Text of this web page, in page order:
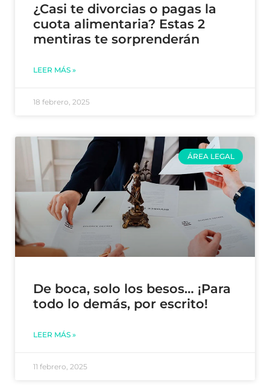
¿Casi te divorcias o pagas la
cuota alimentaria? Estas 2
mentiras te sorprenderán
LEER MÁS »
18 febrero, 2025
ÁREA LEGAL
De boca, solo los besos… ¡Para
todo lo demás, por escrito!
LEER MÁS »
11 febrero, 2025